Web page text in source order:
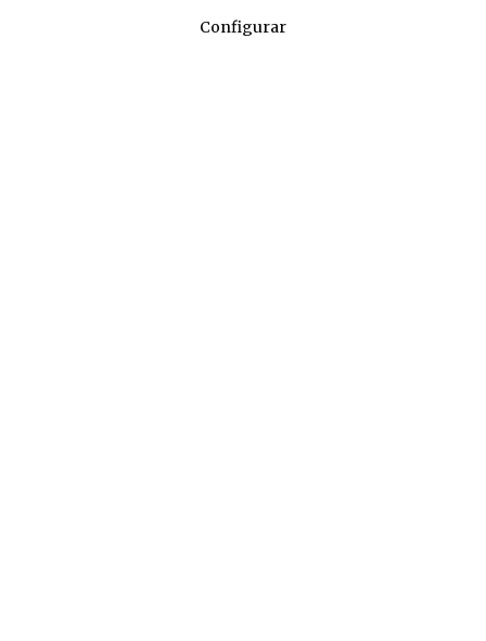
Configurar